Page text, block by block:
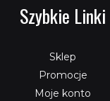
Szybkie Linki
Sklep
Promocje
Moje konto